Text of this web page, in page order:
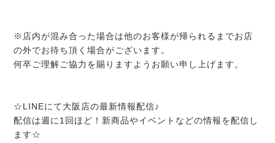
※店内が混み合った場合は他のお客様が帰られるまでお店
の外でお待ち頂く場合がございます。
何卒ご理解ご協力を賜りますようお願い申し上げます。
☆LINEにて大阪店の最新情報配信♪
配信は週に1回ほど！新商品やイベントなどの情報を配信し
ます☆